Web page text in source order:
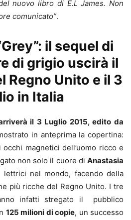
nuovo libro di E.L James. Non
comunicato”.
il sequel di
di grigio uscirà il
Regno Unito e il 3
in Italia
il 3 Luglio 2015, edito da
in anteprima la copertina:
magnetici dell’uomo ricco e
non solo il cuore di Anastasia
nel mondo, facendo della
più ricche del Regno Unito. I tre
infatti stregato il pubblico
125 milioni di copie, un successo